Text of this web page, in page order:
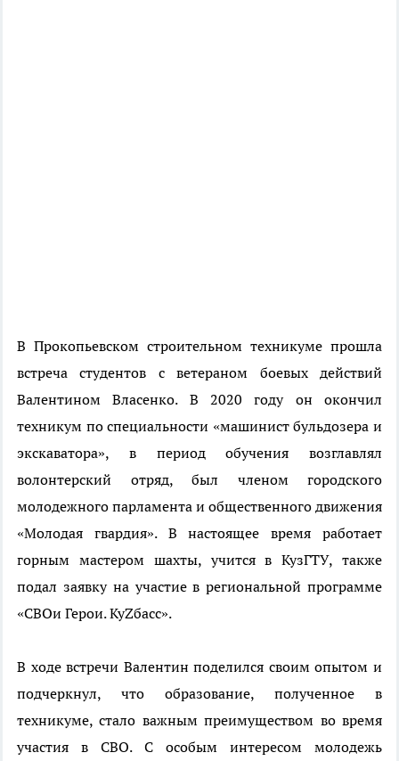
В Прокопьевском строительном техникуме прошла
встреча студентов с ветераном боевых действий
Валентином Власенко. В 2020 году он окончил
техникум по специальности «машинист бульдозера и
экскаватора», в период обучения возглавлял
волонтерский отряд, был членом городского
молодежного парламента и общественного движения
«Молодая гвардия». В настоящее время работает
горным мастером шахты, учится в КузГТУ, также
подал заявку на участие в региональной программе
«СВОи Герои. КуZбасс».
В ходе встречи Валентин поделился своим опытом и
подчеркнул, что образование, полученное в
техникуме, стало важным преимуществом во время
участия в СВО. С особым интересом молодежь